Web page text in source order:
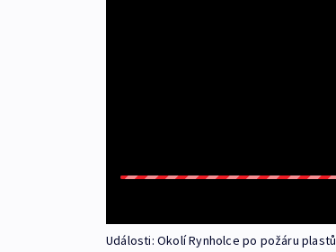
Události: Okolí Rynholce po požáru plastů